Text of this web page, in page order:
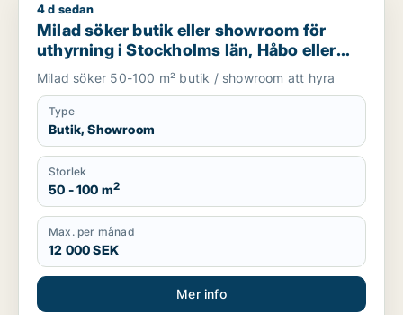
Milad söker butik eller showroom för uthyrning i Stockholms
4 d sedan
Milad söker butik eller showroom för
uthyrning i Stockholms län, Håbo eller
Knivsta
Milad söker 50-100 m² butik / showroom att hyra
Type
Butik, Showroom
Storlek
50 - 100 m2
Max. per månad
12 000 SEK
Mer info